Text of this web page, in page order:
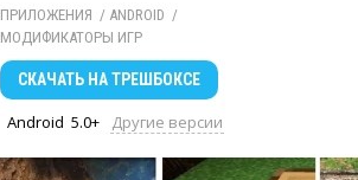
ПРИЛОЖЕНИЯ / ANDROID /
МОДИФИКАТОРЫ ИГР
СКАЧАТЬ НА ТРЕШБОКСЕ
Android 5.0+ Другие версии